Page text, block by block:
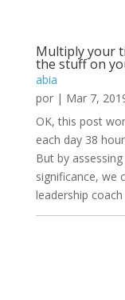
Multiply your
the stuff on
abia
por | Mar 7,
OK, this post
each day 38
But by
significance, we
leadership coach